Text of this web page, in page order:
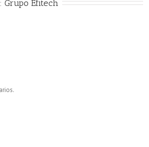
Grupo Efitech